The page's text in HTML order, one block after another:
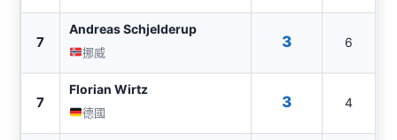
7
Andreas Schjelderup
挪威
3 6
7
Florian Wirtz
德國
3 4